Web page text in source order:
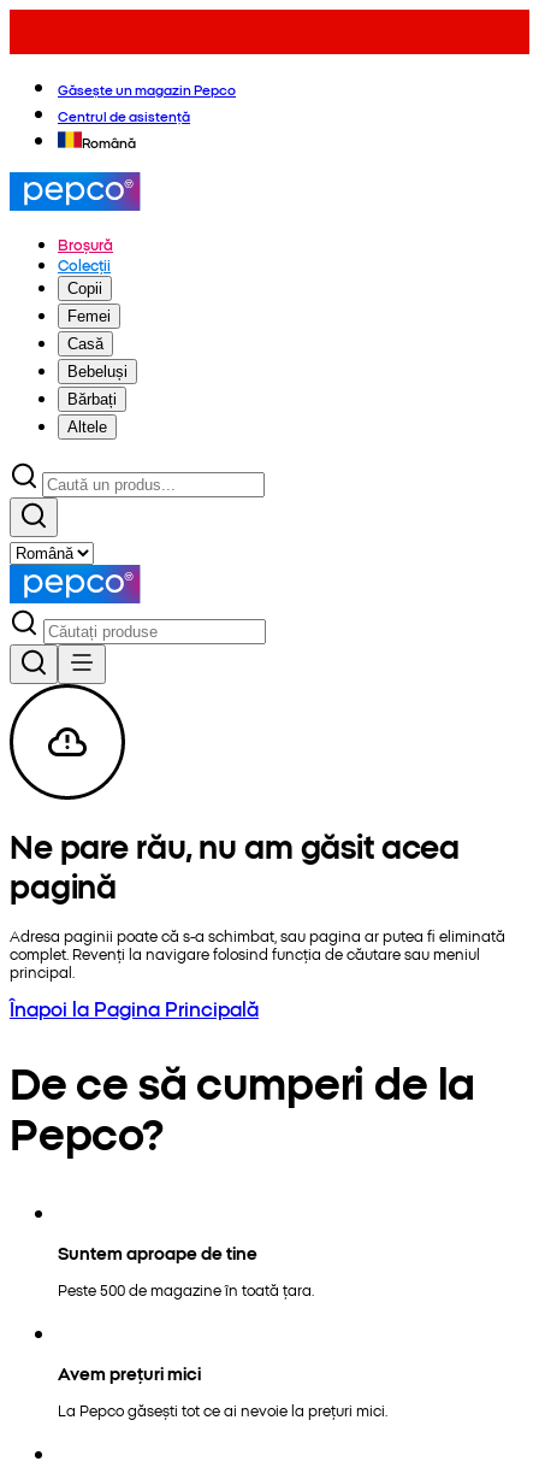
Găsește un magazin Pepco
Centrul de asistență
Română
Broșură
Colecții
Copii
Femei
Casă
Bebeluși
Bărbați
Altele
Ne pare rău, nu am găsit acea
pagină
Adresa paginii poate că s-a schimbat, sau pagina ar putea fi eliminată
complet. Revenți la navigare folosind funcția de căutare sau meniul
principal.
Înapoi la Pagina Principală
De ce să cumperi de la
Pepco?
Suntem aproape de tine
Peste 500 de magazine în toată țara.
Avem prețuri mici
La Pepco găsești tot ce ai nevoie la prețuri mici.